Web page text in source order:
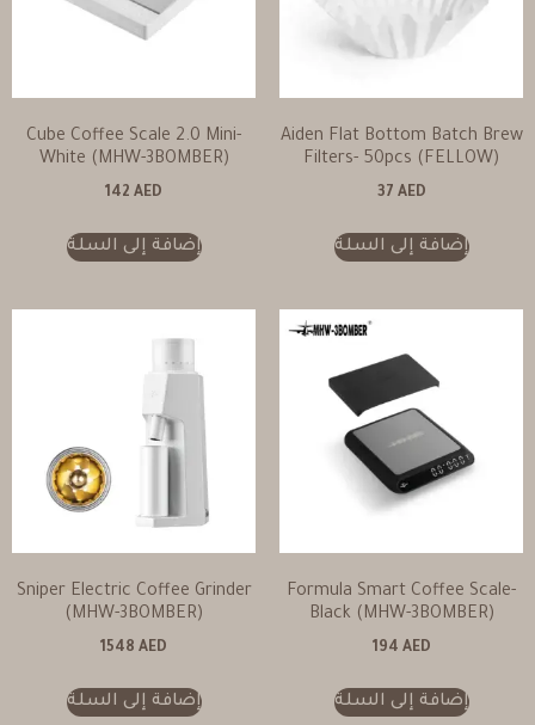
Aiden Flat Bottom Batch Brew
Filters- 50pcs (FELLOW)
37 AED
إضافة إلى السلة
Cube Coffee Scale 2.0 Mini-
White (MHW-3BOMBER)
142 AED
إضافة إلى السلة
Formula Smart Coffee Scale-
Black (MHW-3BOMBER)
194 AED
إضافة إلى السلة
Sniper Electric Coffee Grinder
(MHW-3BOMBER)
1548 AED
إضافة إلى السلة